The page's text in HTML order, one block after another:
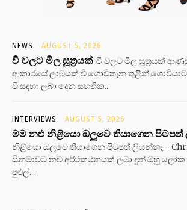
NEWS AUGUST 5, 2026
වී වලට මිල සූත්‍රයක් වී වලට මිල සූත්‍රයක්
ආකාරයේ ලාබයක් වී ගොවිතැන තුළින්
වී සඳහා ලබා දෙන සහතික...
INTERVIEWS AUGUST 5, 2026
මම නළු නිළියො ඔලුවෙ තියාගෙන පිටපත්
නිළියො ඔලුවෙ තියාගෙන පිටපත් ලියන්නෑ -
සිනමාවට නව අර්ථකථනයක් ලබා දුන් ඔහු
පුළුල්...